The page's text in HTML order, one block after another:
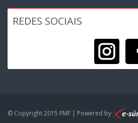
REDES SOCIAIS
© Copyright 2015 FMF | Powered by